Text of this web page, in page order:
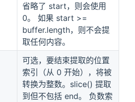
省略了 start，则会使用
0。 如果 start >=
buffer.length，则不会提
取任何内容。
可选，要结束提取的位置
索引（从 0 开始），将被
转换为整数。slice() 提取
到但不包括 end。 负数索